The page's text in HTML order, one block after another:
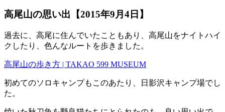
高尾山の思い出【2015年9月4日】
過去に、高尾に住んでいたこともあり、高尾山をナイトハイ
クしたり、色んなルートを歩きました。
高尾山の歩き方 | TAKAO 599 MUSEUM
初めてのソロキャンプもこのあたり、日影沢キャンプ場でし
た。